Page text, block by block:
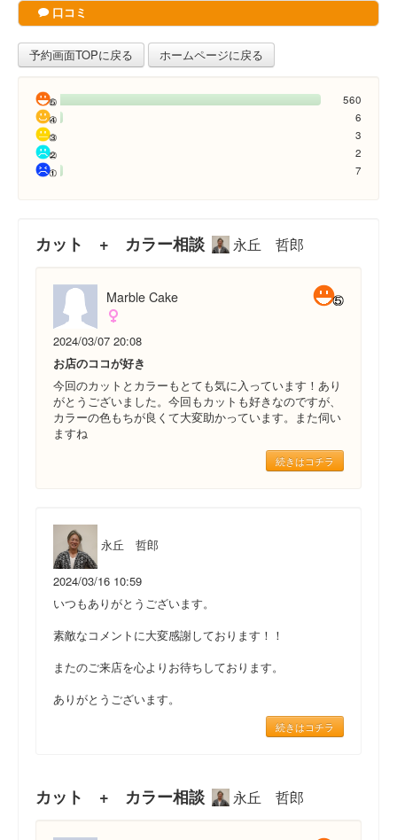
口コミ
予約画面TOPに戻る ホームページに戻る
560
6
3
2
7
カット + カラー相談 永丘 哲郎
Marble Cake
2024/03/07 20:08
お店のココが好き
今回のカットとカラーもとても気に入っています！あり
がとうございました。今回もカットも好きなのですが、
カラーの色もちが良くて大変助かっています。また伺い
ますね
続きはコチラ
永丘 哲郎
2024/03/16 10:59
いつもありがとうございます。
素敵なコメントに大変感謝しております！！
またのご来店を心よりお待ちしております。
ありがとうございます。
続きはコチラ
カット + カラー相談 永丘 哲郎